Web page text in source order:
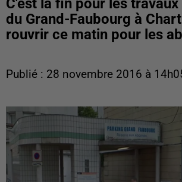
C'est la fin pour les
du Grand-Faubourg à
rouvrir ce matin pour les
Publié : 28 novembre 2016 à